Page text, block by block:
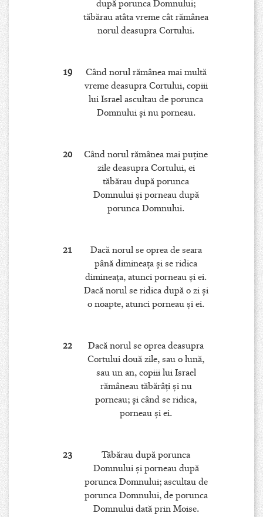
după porunca Domnului;
tăbărau atâta vreme cât rămânea
norul deasupra Cortului.
19
Când norul rămânea mai multă
vreme deasupra Cortului, copiii
lui Israel ascultau de porunca
Domnului şi nu porneau.
20
Când norul rămânea mai puţine
zile deasupra Cortului, ei
tăbărau după porunca
Domnului şi porneau după
porunca Domnului.
21
Dacă norul se oprea de seara
până dimineaţa şi se ridica
dimineaţa, atunci porneau şi ei.
Dacă norul se ridica după o zi şi
o noapte, atunci porneau şi ei.
22
Dacă norul se oprea deasupra
Cortului două zile, sau o lună,
sau un an, copiii lui Israel
rămâneau tăbărâţi şi nu
porneau; şi când se ridica,
porneau şi ei.
23
Tăbărau după porunca
Domnului şi porneau după
porunca Domnului; ascultau de
porunca Domnului, de porunca
Domnului dată prin Moise.